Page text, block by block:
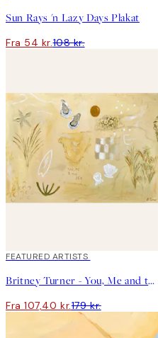
Sun Rays 'n Lazy Days Plakat
Fra 54 kr.108 kr.
40%*
FEATURED ARTISTS
Britney Turner - You, Me and the Sea Plakat
Fra 107,40 kr.179 kr.